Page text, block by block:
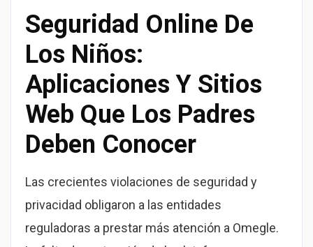
Seguridad Online De
Los Niños:
Aplicaciones Y Sitios
Web Que Los Padres
Deben Conocer
Las crecientes violaciones de seguridad y
privacidad obligaron a las entidades
reguladoras a prestar más atención a Omegle.